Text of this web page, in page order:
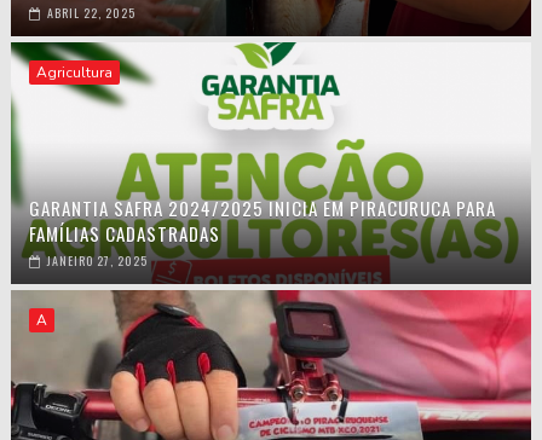
ABRIL 22, 2025
Agricultura
GARANTIA SAFRA 2024/2025 INICIA EM PIRACURUCA PARA
FAMÍLIAS CADASTRADAS
JANEIRO 27, 2025
A